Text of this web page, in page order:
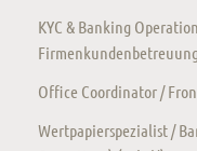
KYC & Banking
Office Coordinator /
Wertpapierspezialist /